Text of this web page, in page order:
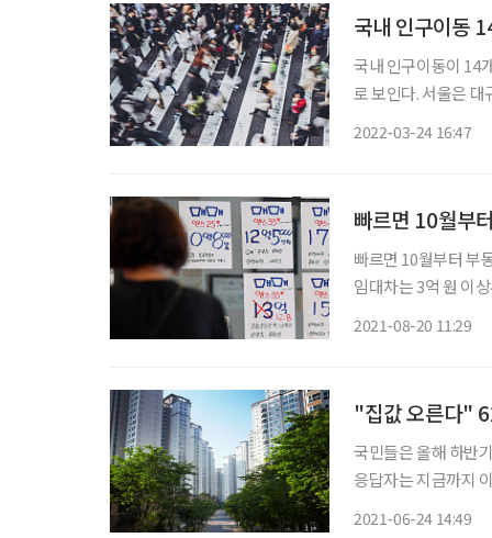
국내 인구이동
국내 인구이동이 14
로 보인다. 서울은
2022-03-24 16:47
빠르면 10월부
빠르면 10월부터 부
임대차는 3억 원 이
2021-08-20 11:29
"집값 오른다"
국민들은 올해 하반
응답자는 지금까지 이뤄진 조사 중 가장
2021-06-24 14:49